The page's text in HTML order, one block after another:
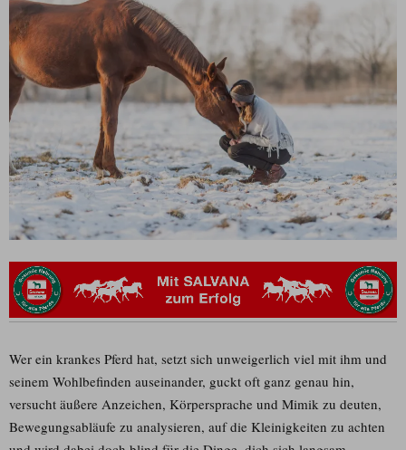
Wer ein krankes Pferd hat, setzt sich unweigerlich viel mit ihm und
seinem Wohlbefinden auseinander, guckt oft ganz genau hin,
versucht äußere Anzeichen, Körpersprache und Mimik zu deuten,
Bewegungsabläufe zu analysieren, auf die Kleinigkeiten zu achten